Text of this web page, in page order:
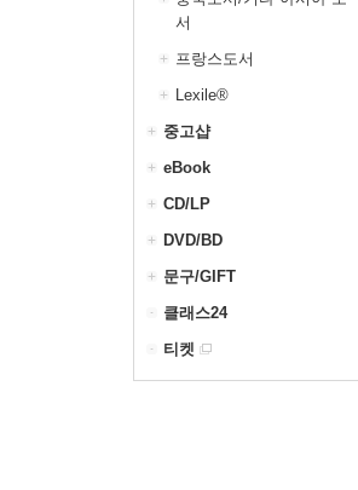
서
프랑스도서
Lexile®
중고샵
eBook
CD/LP
DVD/BD
문구/GIFT
클래스24
티켓